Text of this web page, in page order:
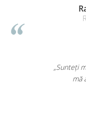
„Sunteți
mă